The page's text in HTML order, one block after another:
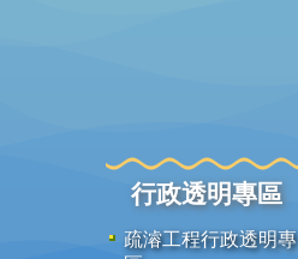
行政透明專區
疏濬工程行政透明專